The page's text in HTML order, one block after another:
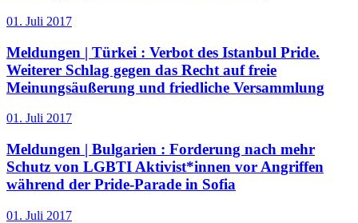
01. Juli 2017
Meldungen | Türkei : Verbot des Istanbul Pride.
Weiterer Schlag gegen das Recht auf freie
Meinungsäußerung und friedliche Versammlung
01. Juli 2017
Meldungen | Bulgarien : Forderung nach mehr
Schutz von LGBTI Aktivist*innen vor Angriffen
während der Pride-Parade in Sofia
01. Juli 2017